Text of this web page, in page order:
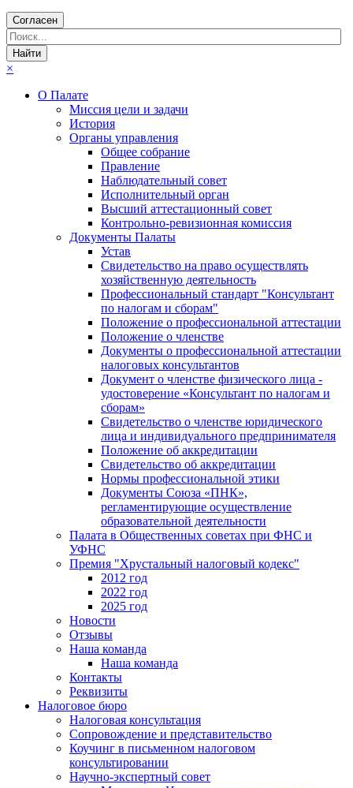
Согласен
×
О Палате
Миссия цели и задачи
История
Органы управления
Общее собрание
Правление
Наблюдательный совет
Исполнительный орган
Высший аттестационный совет
Контрольно-ревизионная комиссия
Документы Палаты
Устав
Свидетельство на право осуществлять
хозяйственную деятельность
Профессиональный стандарт "Консультант
по налогам и сборам"
Положение о профессиональной аттестации
Положение о членстве
Документы о профессиональной аттестации
налоговых консультантов
Документ о членстве физического лица -
удостоверение «Консультант по налогам и
сборам»
Свидетельство о членстве юридического
лица и индивидуального предпринимателя
Положение об аккредитации
Свидетельство об аккредитации
Нормы профессиональной этики
Документы Союза «ПНК»,
регламентирующие осуществление
образовательной деятельности
Палата в Общественных советах при ФНС и
УФНС
Премия "Хрустальный налоговый кодекс"
2012 год
2022 год
2025 год
Новости
Отзывы
Наша команда
Наша команда
Контакты
Реквизиты
Налоговое бюро
Налоговая консультация
Cопровождение и представительство
Коучинг в письменном налоговом
консультировании
Научно-экспертный совет